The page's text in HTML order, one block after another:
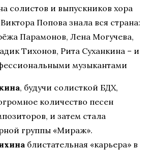
солистов и выпускников хора
Попова знала вся страна:
Парамонов, Лена Могучева,
Тихонов, Рита Суханкина – и
музыкантами
, будучи солисткой БДХ,
количество песен
и затем стала
группы «Мираж».
блистательная «карьера» в